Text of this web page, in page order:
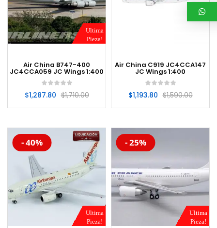
Ultima
Pieza!
Air China B747-400
JC4CCA059 JC Wings 1:400
$1,710.00
$1,287.80
Air China C919 JC4CCA147
JC Wings 1:400
$1,590.00
$1,193.80
-20%
Ultima
Pieza!
- 40% -20%
Ultima
Pieza!
- 25%